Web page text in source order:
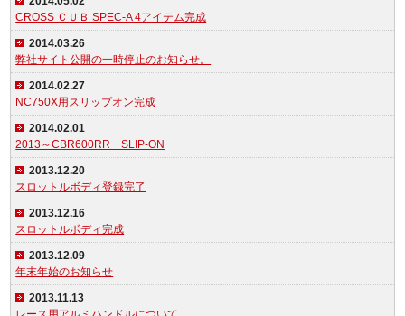
CROSS ＣＵＢ SPEC-A 4アイテム完成
2014.03.26
弊社サイト公開の一時停止のお知らせ。
2014.02.27
NC750X用スリップオン完成
2014.02.01
2013～CBR600RR SLIP-ON
2013.12.20
スロットルボディ登録完了
2013.12.16
スロットルボディ完成
2013.12.09
年末年始のお知らせ
2013.11.13